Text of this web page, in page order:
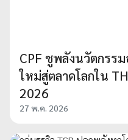
CPF ชูพลังนวัตกรร
ใหม่สู่ตลาดโลกใน
2026
27 พ.ค. 2026